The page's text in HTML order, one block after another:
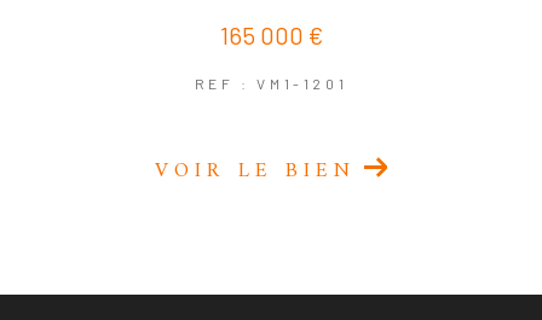
165 000 €
REF : VM1-1201
VOIR LE BIEN